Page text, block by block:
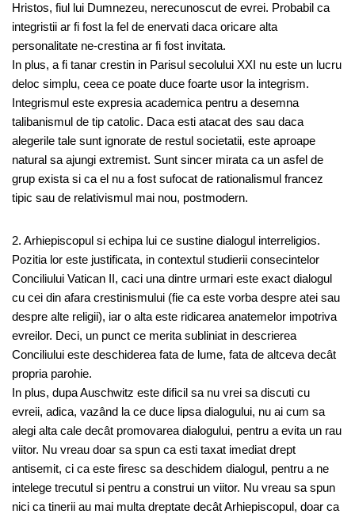
Hristos, fiul lui Dumnezeu, nerecunoscut de evrei. Probabil ca
integristii ar fi fost la fel de enervati daca oricare alta
personalitate ne-crestina ar fi fost invitata.
In plus, a fi tanar crestin in Parisul secolului XXI nu este un lucru
deloc simplu, ceea ce poate duce foarte usor la integrism.
Integrismul este expresia academica pentru a desemna
talibanismul de tip catolic. Daca esti atacat des sau daca
alegerile tale sunt ignorate de restul societatii, este aproape
natural sa ajungi extremist. Sunt sincer mirata ca un asfel de
grup exista si ca el nu a fost sufocat de rationalismul francez
tipic sau de relativismul mai nou, postmodern.
2. Arhiepiscopul si echipa lui ce sustine dialogul interreligios.
Pozitia lor este justificata, in contextul studierii consecintelor
Conciliului Vatican II, caci una dintre urmari este exact dialogul
cu cei din afara crestinismului (fie ca este vorba despre atei sau
despre alte religii), iar o alta este ridicarea anatemelor impotriva
evreilor. Deci, un punct ce merita subliniat in descrierea
Conciliului este deschiderea fata de lume, fata de altceva decât
propria parohie.
In plus, dupa Auschwitz este dificil sa nu vrei sa discuti cu
evreii, adica, vazând la ce duce lipsa dialogului, nu ai cum sa
alegi alta cale decât promovarea dialogului, pentru a evita un rau
viitor. Nu vreau doar sa spun ca esti taxat imediat drept
antisemit, ci ca este firesc sa deschidem dialogul, pentru a ne
intelege trecutul si pentru a construi un viitor. Nu vreau sa spun
nici ca tinerii au mai multa dreptate decât Arhiepiscopul, doar ca